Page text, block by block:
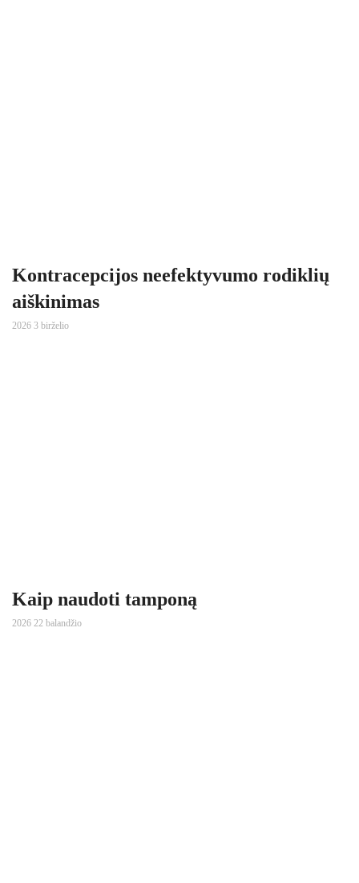
Kontracepcijos neefektyvumo rodiklių
aiškinimas
2026 3 birželio
Kaip naudoti tamponą
2026 22 balandžio